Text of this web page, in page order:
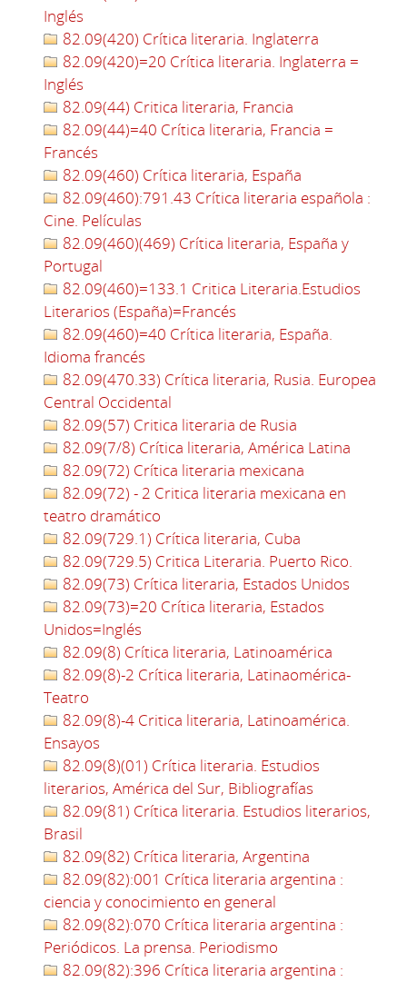
Inglés
82.09(420) Crítica literaria. Inglaterra
82.09(420)=20 Crítica literaria. Inglaterra =
Inglés
82.09(44) Critica literaria, Francia
82.09(44)=40 Crítica literaria, Francia =
Francés
82.09(460) Crítica literaria, España
82.09(460):791.43 Crítica literaria española :
Cine. Películas
82.09(460)(469) Crítica literaria, España y
Portugal
82.09(460)=133.1 Critica Literaria.Estudios
Literarios (España)=Francés
82.09(460)=40 Crítica literaria, España.
Idioma francés
82.09(470.33) Crítica literaria, Rusia. Europea
Central Occidental
82.09(57) Critica literaria de Rusia
82.09(7/8) Crítica literaria, América Latina
82.09(72) Crítica literaria mexicana
82.09(72) - 2 Critica literaria mexicana en
teatro dramático
82.09(729.1) Crítica literaria, Cuba
82.09(729.5) Critica Literaria. Puerto Rico.
82.09(73) Crítica literaria, Estados Unidos
82.09(73)=20 Crítica literaria, Estados
Unidos=Inglés
82.09(8) Crítica literaria, Latinoamérica
82.09(8)-2 Crítica literaria, Latinaomérica-
Teatro
82.09(8)-4 Critica literaria, Latinoamérica.
Ensayos
82.09(8)(01) Crítica literaria. Estudios
literarios, América del Sur, Bibliografías
82.09(81) Crítica literaria. Estudios literarios,
Brasil
82.09(82) Crítica literaria, Argentina
82.09(82):001 Crítica literaria argentina :
ciencia y conocimiento en general
82.09(82):070 Crítica literaria argentina :
Periódicos. La prensa. Periodismo
82.09(82):396 Crítica literaria argentina :